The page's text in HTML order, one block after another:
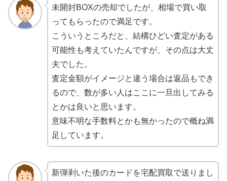
未開封BOXの売却でしたが、相場で買い取
ってもらったので満足です。
こういうところだと、結構ひどい査定がある
可能性も考えていたんですが、その点は大丈
夫でした。
査定金額がイメージと違う場合は返品もでき
るので、数が多い人はここに一旦出してみる
とかは良いと思います。
意味不明な手数料とかも無かったので概ね満
足しています。
新弾剥いた後のカードを宅配買取で送りまし